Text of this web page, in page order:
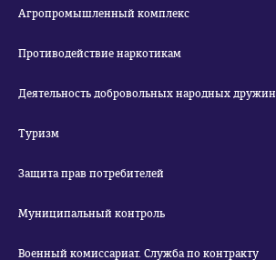
Агропромышленный комплекс
Противодействие наркотикам
Деятельность добровольных народных дружин
Туризм
Защита прав потребителей
Муниципальный контроль
Военный комиссариат. Служба по контракту